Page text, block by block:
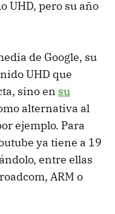
UHD, pero su año
de Google, su
UHD que
sino en su
alternativa al
ejemplo. Para
ya tiene a 19
entre ellas
ARM o